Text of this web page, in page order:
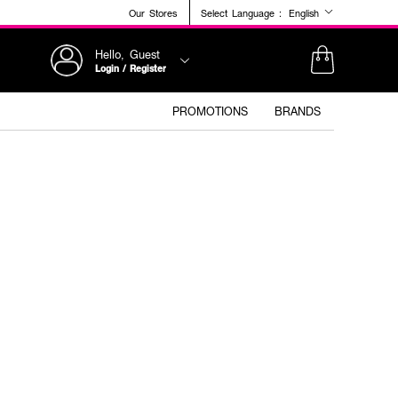
Our Stores Select Language : English
Hello, Guest
Login / Register
PROMOTIONS BRANDS